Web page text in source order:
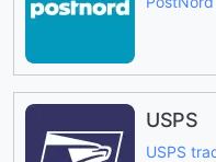
USPS
USPS